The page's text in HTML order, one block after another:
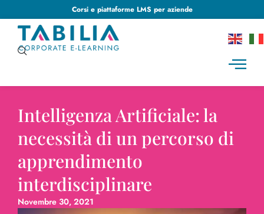
Corsi e piattaforme LMS per aziende
Intelligenza Artificiale: la
necessità di un percorso di
apprendimento
interdisciplinare
Novembre 30, 2021